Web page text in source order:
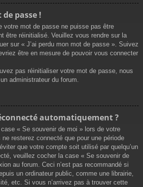
de passe !
votre mot de passe ne puisse pas être
être réinitialisé. Veuillez vous rendre sur la
sur « J’ai perdu mon mot de passe ». Suivez
être en mesure de pouvoir vous connecter
pas réinitialiser votre mot de passe, nous
administrateur du forum.
automatiquement ?
« Se souvenir de moi » lors de votre
resterez connecté que pour une période
que votre compte soit utilisé par quelqu’un
veuillez cocher la case « Se souvenir de
au forum. Ceci n’est pas recommandé si
un ordinateur public, comme une librairie,
etc. Si vous n’arrivez pas à trouver cette